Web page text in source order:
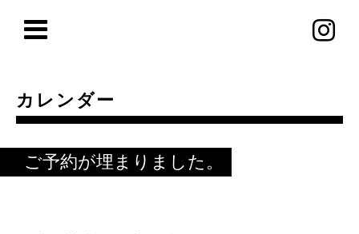
カレンダー
ご予約が埋まりました。